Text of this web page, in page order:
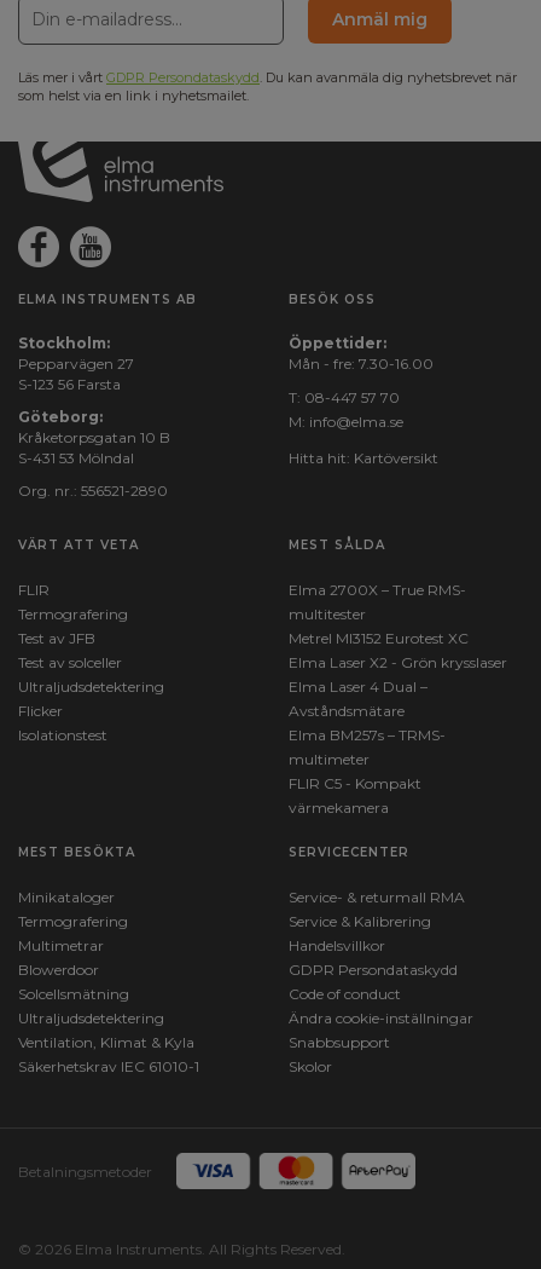
Anmäl mig
Läs mer i vårt GDPR Persondataskydd. Du kan avanmäla dig nyhetsbrevet när
som helst via en link i nyhetsmailet.
ELMA INSTRUMENTS AB
Stockholm:
Pepparvägen 27
S-123 56 Farsta
Göteborg:
Kråketorpsgatan 10 B
S-431 53 Mölndal
Org. nr.: 556521-2890
BESÖK OSS
Öppettider:
Mån - fre: 7.30-16.00
T: 08-447 57 70
M: info@elma.se
Hitta hit: Kartöversikt
VÄRT ATT VETA
FLIR
Termografering
Test av JFB
Test av solceller
Ultraljudsdetektering
Flicker
Isolationstest
MEST SÅLDA
Elma 2700X – True RMS-
multitester
Metrel MI3152 Eurotest XC
Elma Laser X2 - Grön krysslaser
Elma Laser 4 Dual –
Avståndsmätare
Elma BM257s – TRMS-
multimeter
FLIR C5 - Kompakt
värmekamera
MEST BESÖKTA
Minikataloger
Termografering
Multimetrar
Blowerdoor
Solcellsmätning
Ultraljudsdetektering
Ventilation, Klimat & Kyla
Säkerhetskrav IEC 61010-1
SERVICECENTER
Service- & returmall RMA
Service & Kalibrering
Handelsvillkor
GDPR Persondataskydd
Code of conduct
Ändra cookie-inställningar
Snabbsupport
Skolor
Betalningsmetoder
© 2026 Elma Instruments. All Rights Reserved.